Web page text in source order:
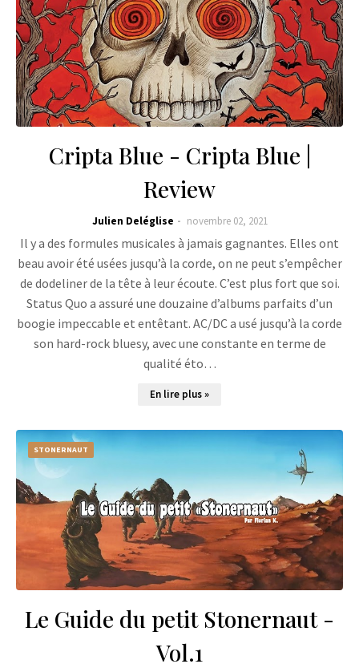
Cripta Blue - Cripta Blue |
Review
Julien Deléglise novembre 02, 2021
Il y a des formules musicales à jamais gagnantes. Elles ont
beau avoir été usées jusqu’à la corde, on ne peut s’empêcher
de dodeliner de la tête à leur écoute. C’est plus fort que soi.
Status Quo a assuré une douzaine d’albums parfaits d’un
boogie impeccable et entêtant. AC/DC a usé jusqu’à la corde
son hard-rock bluesy, avec une constante en terme de
qualité éto…
En lire plus »
STONERNAUT
Le Guide du petit Stonernaut -
Vol.1